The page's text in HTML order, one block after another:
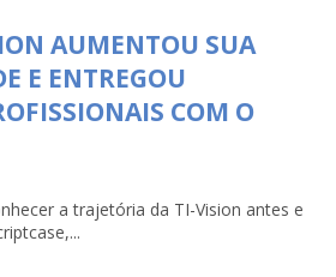
AUMENTOU SUA
E ENTREGOU
COM O
a trajetória da TI-Vision antes e